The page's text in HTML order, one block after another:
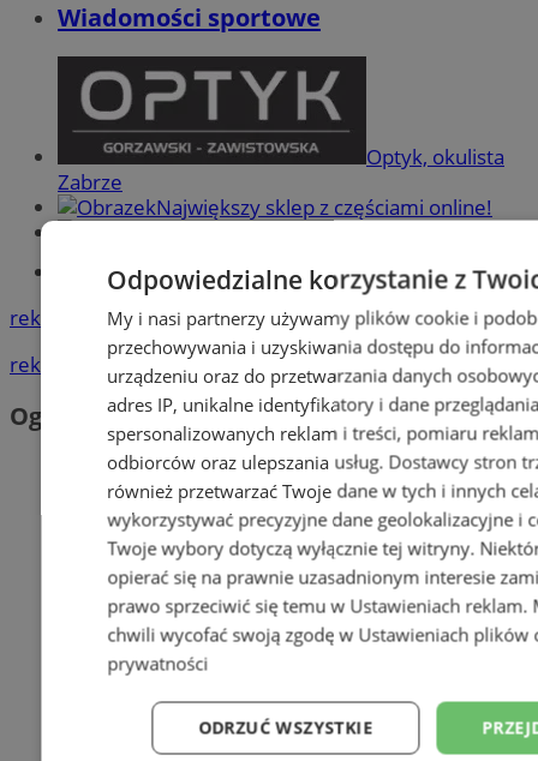
Wiadomości sportowe
Optyk, okulista
Zabrze
Największy sklep z częściami online!
Tworzenie stron www -Zabrze
reklama
reklama
Ogłoszenia
Odpowiedzialne korzystanie z
My i nasi partnerzy używamy plików cookie i
przechowywania i uzyskiwania dostępu do
urządzeniu oraz do przetwarzania danych
adres IP, unikalne identyfikatory i dane
spersonalizowanych reklam i treści, pomiaru
odbiorców oraz ulepszania usług. Dostawcy stron
również przetwarzać Twoje dane w tych i innych
wykorzystywać precyzyjne dane geolokalizacyjne i
Twoje wybory dotyczą wyłącznie tej witryny.
opierać się na prawnie uzasadnionym interesie
prawo sprzeciwić się temu w Ustawieniach reklam.
chwili wycofać swoją zgodę w Ustawieniach plików
prywatności
ODRZUĆ WSZYSTKIE